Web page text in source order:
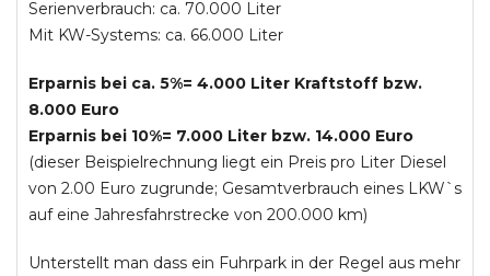
Serienverbrauch: ca. 70.000 Liter
Mit KW-Systems: ca. 66.000 Liter
Erparnis bei ca. 5%= 4.000 Liter Kraftstoff bzw.
8.000 Euro
Erparnis bei 10%= 7.000 Liter bzw. 14.000 Euro
(dieser Beispielrechnung liegt ein Preis pro Liter Diesel
von 2.00 Euro zugrunde; Gesamtverbrauch eines LKW`s
auf eine Jahresfahrstrecke von 200.000 km)
Unterstellt man dass ein Fuhrpark in der Regel aus mehr